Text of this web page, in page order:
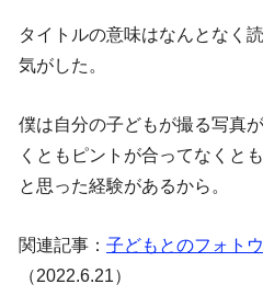
タイトルの意味はなんとなく
気がした。
僕は自分の子どもが撮る写真
くともピントが合ってなくと
と思った経験があるから。
関連記事： 子どもとのフォト
（2022.6.21）